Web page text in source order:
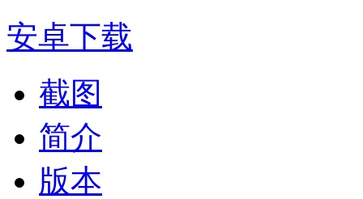
安卓下载
截图
简介
版本